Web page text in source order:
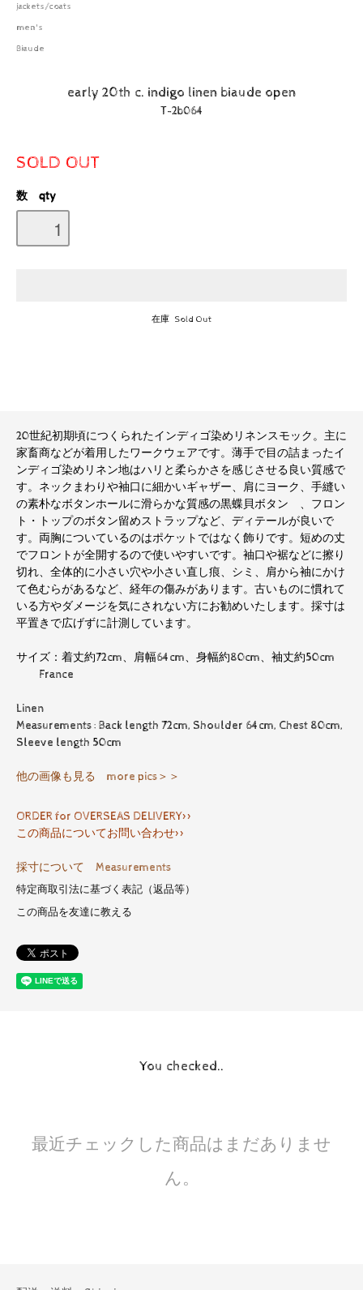
jackets/coats
men's
Biaude
early 20th c. indigo linen biaude open
T-2b064
SOLD OUT
数 qty
在庫 Sold Out
20世紀初期頃につくられたインディゴ染めリネンスモック。主に
家畜商などが着用したワークウェアです。薄手で目の詰まったイ
ンディゴ染めリネン地はハリと柔らかさを感じさせる良い質感で
す。ネックまわりや袖口に細かいギャザー、肩にヨーク、手縫い
の素朴なボタンホールに滑らかな質感の黒蝶貝ボタン 、フロン
ト・トップのボタン留めストラップなど、ディテールが良いで
す。両胸についているのはポケットではなく飾りです。短めの丈
でフロントが全開するので使いやすいです。袖口や裾などに擦り
切れ、全体的に小さい穴や小さい直し痕、シミ、肩から袖にかけ
て色むらがあるなど、経年の傷みがあります。古いものに慣れて
いる方やダメージを気にされない方にお勧めいたします。採寸は
平置きで広げずに計測しています。
サイズ：着丈約72cm、肩幅64cm、身幅約80cm、袖丈約50cm
France
Linen
Measurements : Back length 72cm, Shoulder 64cm, Chest 80cm,
Sleeve length 50cm
他の画像も見る more pics＞＞
ORDER for OVERSEAS DELIVERY>>
この商品についてお問い合わせ>>
採寸について Measurements
特定商取引法に基づく表記（返品等）
この商品を友達に教える
You checked..
最近チェックした商品はまだありませ
ん。